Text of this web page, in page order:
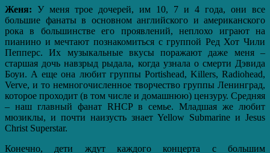
Женя: У меня трое дочерей, им 10, 7 и 4 года, они все
большие фанаты в основном английского и американского
рока в большинстве его проявлений, неплохо играют на
пианино и мечтают познакомиться с группой Ред Хот Чили
Пепперс. Их музыкальные вкусы поражают даже меня –
старшая дочь навзрыд рыдала, когда узнала о смерти Дэвида
Боуи. А еще она любит группы Portishead, Killers, Radiohead,
Verve, и то немногочисленное творчество группы Ленинград,
которое проходит (в том числе и домашнюю) цензуру. Средняя
– наш главный фанат RHCP в семье. Младшая же любит
мюзиклы, и почти наизусть знает Yellow Submarine и Jesus
Christ Superstar.
Конечно, дети ждут каждого концерта с большим